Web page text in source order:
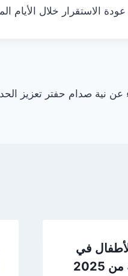
الاستقرار خلال الأيام
عن نية صدام حفتر تعزيز
في